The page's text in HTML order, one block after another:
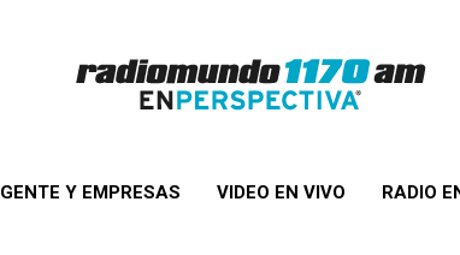
GENTE Y EMPRESAS VIDEO EN VIVO RADIO